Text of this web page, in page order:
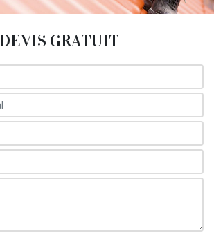
DEVIS GRATUIT